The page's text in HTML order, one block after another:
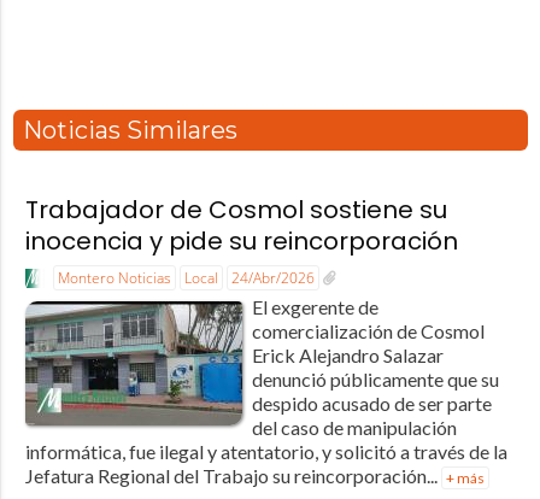
Noticias Similares
Trabajador de Cosmol sostiene su
inocencia y pide su reincorporación
Montero Noticias Local 24/Abr/2026
El exgerente de
comercialización de Cosmol
Erick Alejandro Salazar
denunció públicamente que su
despido acusado de ser parte
del caso de manipulación
informática, fue ilegal y atentatorio, y solicitó a través de la
Jefatura Regional del Trabajo su reincorporación... + más